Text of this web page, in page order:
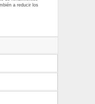
a reducir los